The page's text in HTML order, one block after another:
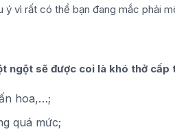
vì rất có thể bạn đang mắc phải
ngột sẽ được coi là khó thở cấp
hoa,…;
quá mức;